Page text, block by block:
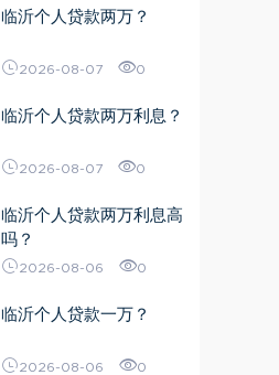
临沂个人贷款两万？
2026-08-07 0
临沂个人贷款两万利息？
2026-08-07 0
临沂个人贷款两万利息高
吗？
2026-08-06 0
临沂个人贷款一万？
2026-08-06 0